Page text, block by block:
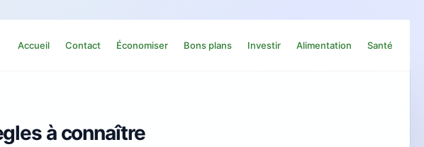
Accueil Contact Économiser Bons plans Investir Alimentation Santé
à connaître